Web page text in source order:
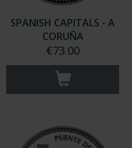
SPANISH CAPITALS - A
CORUÑA
€73.00